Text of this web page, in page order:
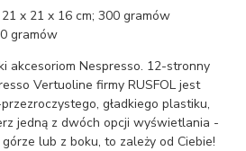
x 21 x 16 cm; 300 gramów
gramów
akcesoriom Nespresso. 12-stronny
Vertuoline firmy RUSFOL jest
gładkiego plastiku,
jedną z dwóch opcji wyświetlania -
lub z boku, to zależy od Ciebie!